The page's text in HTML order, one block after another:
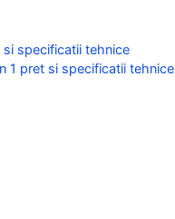
specificatii tehnice
1 pret si specificatii tehnice